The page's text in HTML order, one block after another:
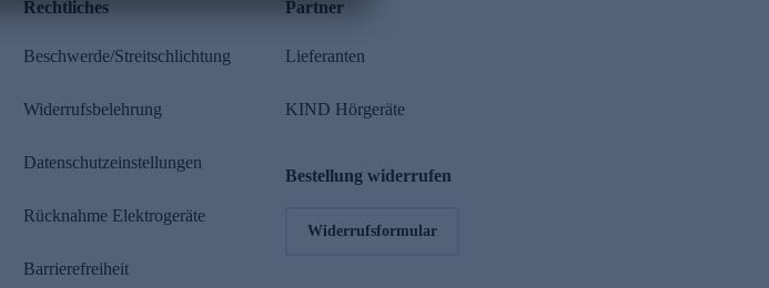
Rechtliches
Beschwerde/Streitschlichtung
Widerrufsbelehrung
Datenschutzeinstellungen
Rücknahme Elektrogeräte
Barrierefreiheit
Partner
Lieferanten
KIND Hörgeräte
Bestellung widerrufen
Widerrufsformular